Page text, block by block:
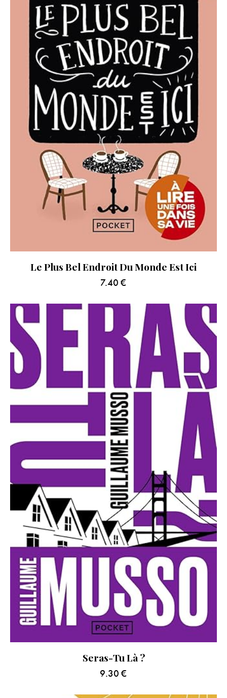
Le Plus Bel Endroit Du Monde Est Ici
7.40 €
Seras-Tu Là ?
9.30 €